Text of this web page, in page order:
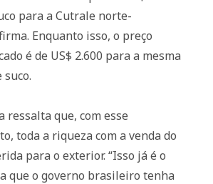
para a Cutrale norte-
Enquanto isso, o preço
é de US$ 2.600 para a mesma
ressalta que, com esse
toda a riqueza com a venda do
para o exterior. “Isso já é o
que o governo brasileiro tenha